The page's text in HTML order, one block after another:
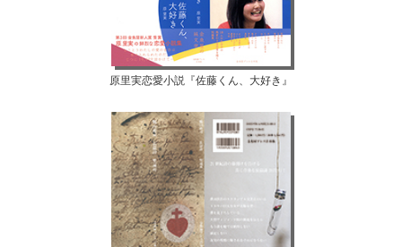
原里実恋愛小説『佐藤くん、大好き』